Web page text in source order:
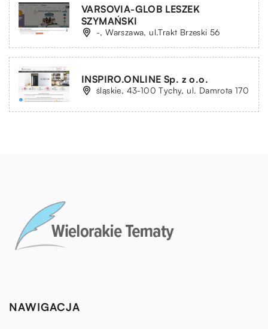
VARSOVIA-GLOB LESZEK
SZYMAŃSKI
-, Warszawa, ul.Trakt Brzeski 56
INSPIRO.ONLINE Sp. z o.o.
śląskie, 43-100 Tychy, ul. Damrota 170
NAWIGACJA